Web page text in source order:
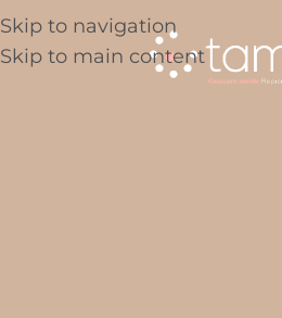
Skip to navigation
Skip to main content